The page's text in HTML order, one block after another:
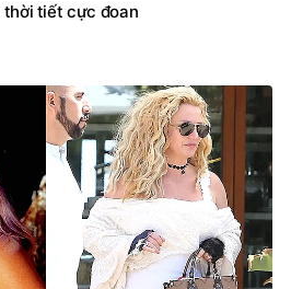
thời tiết cực đoan